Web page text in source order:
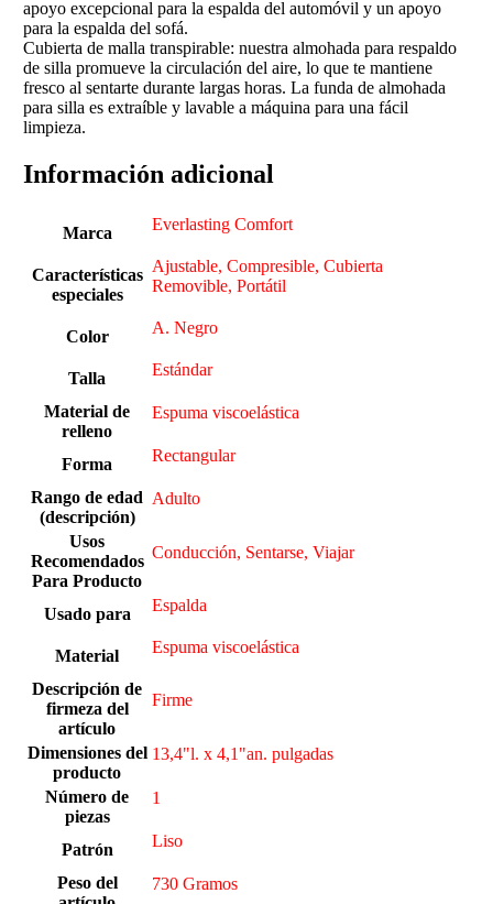
apoyo excepcional para la espalda del automóvil y un apoyo
para la espalda del sofá.
Cubierta de malla transpirable: nuestra almohada para respaldo
de silla promueve la circulación del aire, lo que te mantiene
fresco al sentarte durante largas horas. La funda de almohada
para silla es extraíble y lavable a máquina para una fácil
limpieza.
Información adicional
Marca Everlasting Comfort
Características
especiales
Ajustable, Compresible, Cubierta
Removible, Portátil
Color A. Negro
Talla Estándar
Material de
relleno
Espuma viscoelástica
Forma Rectangular
Rango de edad
(descripción)
Adulto
Usos
Recomendados
Para Producto
Conducción, Sentarse, Viajar
Usado para Espalda
Material Espuma viscoelástica
Descripción de
firmeza del
artículo
Firme
Dimensiones del
producto
13,4"l. x 4,1"an. pulgadas
Número de
piezas
‎1
Patrón ‎Liso
Peso del
730 Gramos